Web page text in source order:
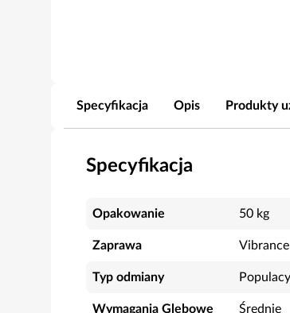
Specyfikacja Opis Produkty
Specyfikacja
Opakowanie 50 kg
Zaprawa
Typ odmiany
Wymagania Glebowe Średnie